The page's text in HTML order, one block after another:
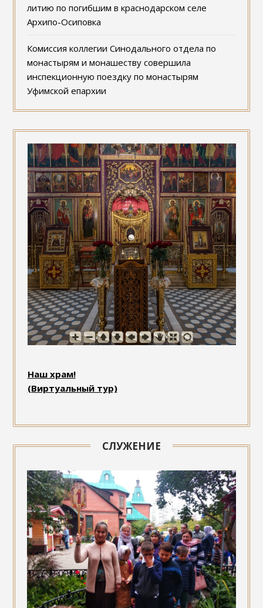
литию по погибшим в краснодарском селе
Архипо-Осиповка
Комиссия коллегии Синодального отдела по
монастырям и монашеству совершила
инспекционную поездку по монастырям
Уфимской епархии
Наш храм!
(Виртуальный тур)
СЛУЖЕНИЕ